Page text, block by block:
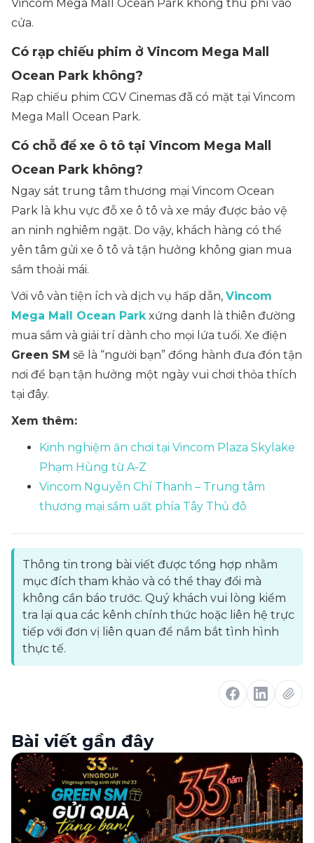
Vincom Mega Mall Ocean Park không thu phí vào
cửa.
Có rạp chiếu phim ở Vincom Mega Mall
Ocean Park không?
Rạp chiếu phim CGV Cinemas đã có mặt tại Vincom
Mega Mall Ocean Park.
Có chỗ để xe ô tô tại Vincom Mega Mall
Ocean Park không?
Ngay sát trung tâm thương mại Vincom Ocean
Park là khu vực đỗ xe ô tô và xe máy được bảo vệ
an ninh nghiêm ngặt. Do vậy, khách hàng có thể
yên tâm gửi xe ô tô và tận hưởng không gian mua
sắm thoải mái.
Với vô vàn tiện ích và dịch vụ hấp dẫn, Vincom
Mega Mall Ocean Parkxứng danh là thiên đường
mua sắm và giải trí dành cho mọi lứa tuổi. Xe điện
Green SM sẽ là “người bạn” đồng hành đưa đón tận
nơi để bạn tận hưởng một ngày vui chơi thỏa thích
tại đây.
Xem thêm:
Kinh nghiệm ăn chơi tại Vincom Plaza Skylake
Phạm Hùng từ A-Z
Vincom Nguyễn Chí Thanh – Trung tâm
thương mại sầm uất phía Tây Thủ đô
Thông tin trong bài viết được tổng hợp nhằm
mục đích tham khảo và có thể thay đổi mà
không cần báo trước. Quý khách vui lòng kiểm
tra lại qua các kênh chính thức hoặc liên hệ trực
tiếp với đơn vị liên quan để nắm bắt tình hình
thực tế.
Bài viết gần đây